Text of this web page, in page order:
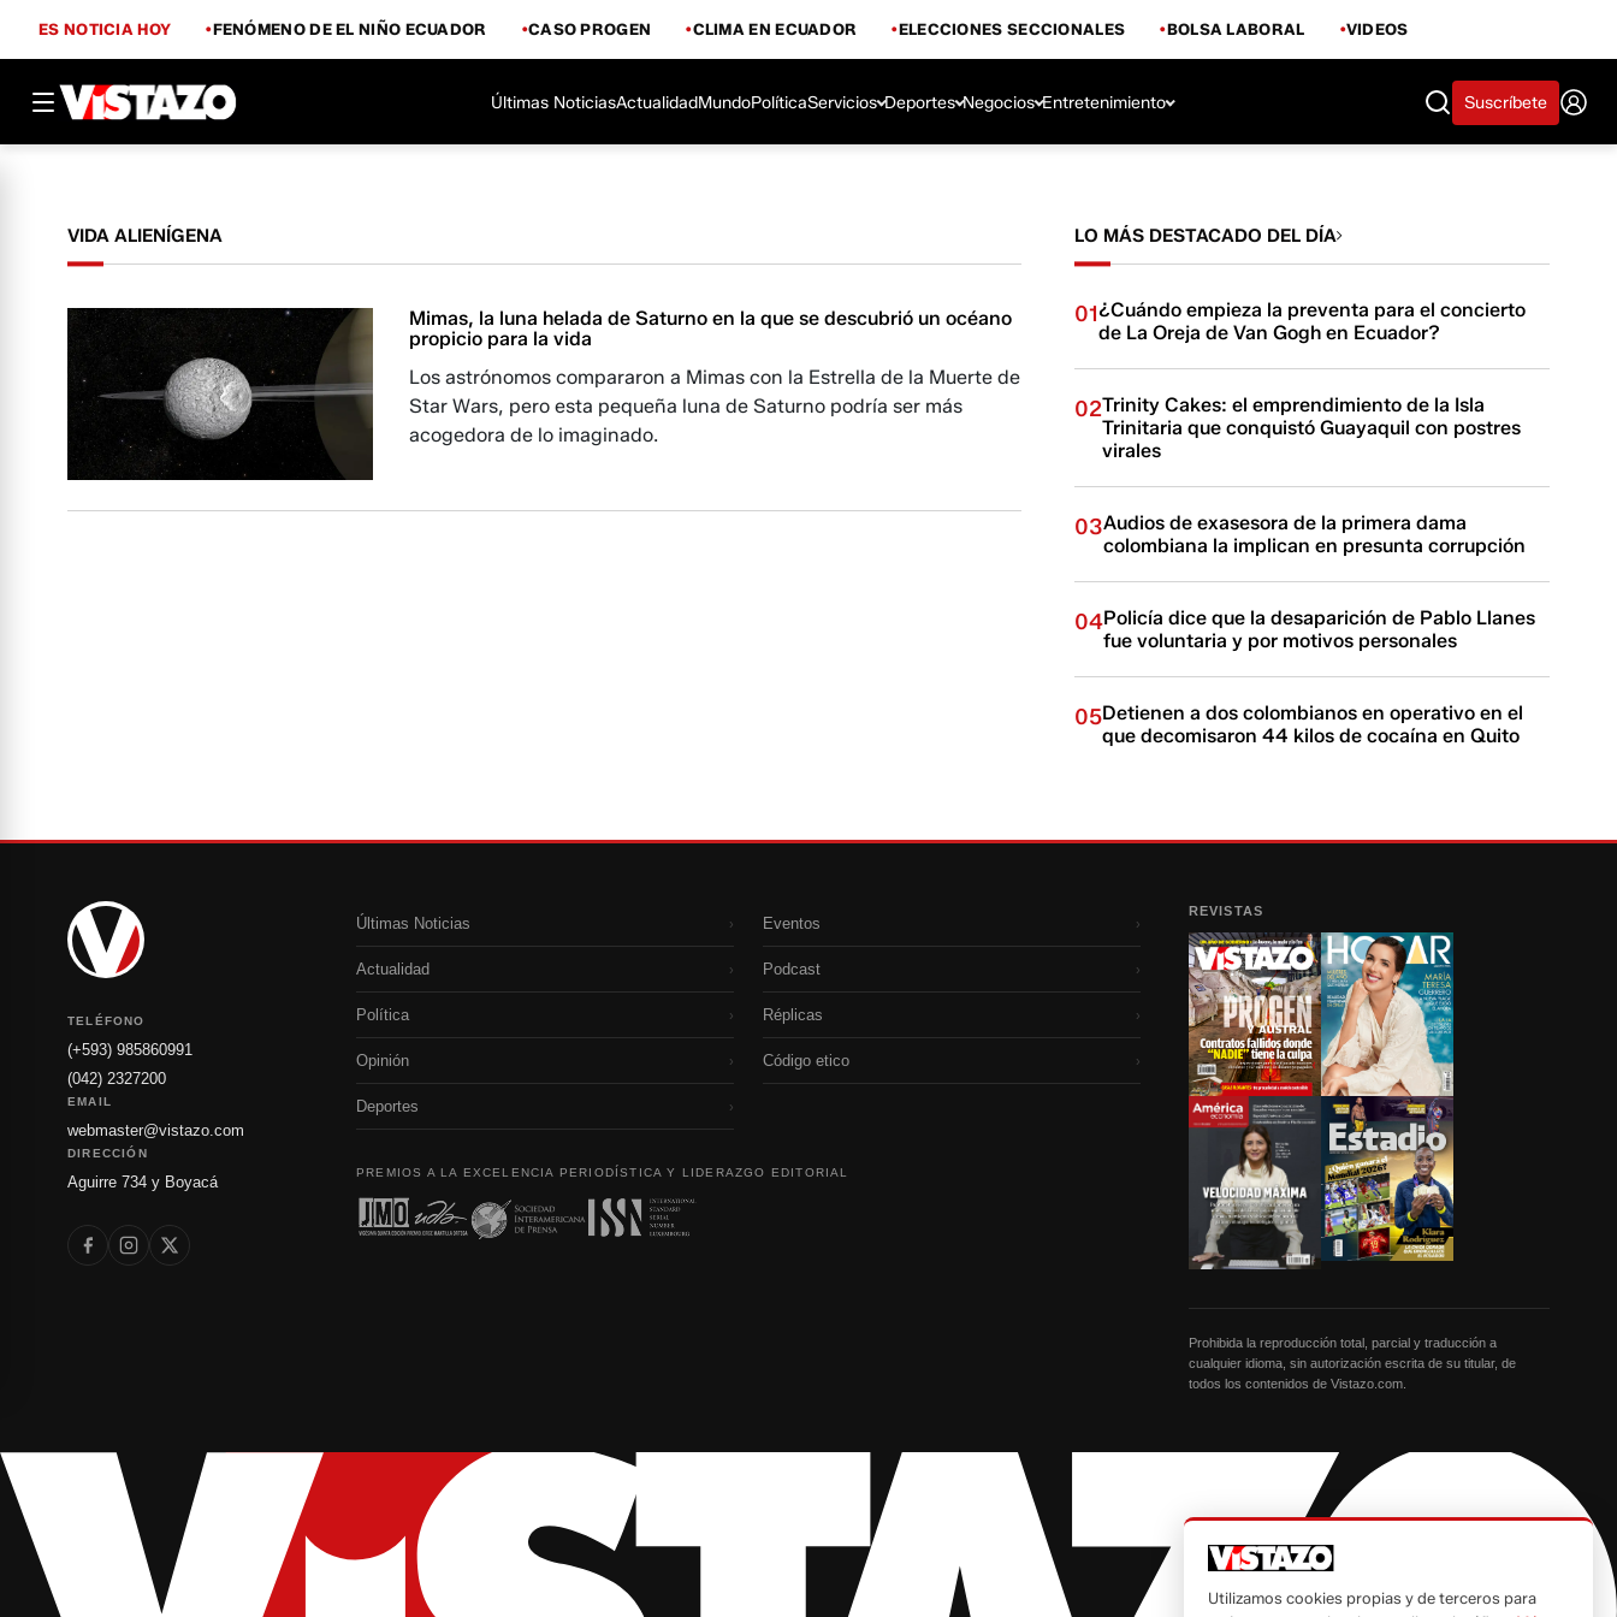
ES NOTICIA HOY FENÓMENO DE EL NIÑO ECUADOR CASO PROGEN CLIMA EN ECUADOR ELECCIONES SECCIONALES BOLSA LABORAL VIDEOS
Últimas NoticiasActualidadMundoPolíticaServicios Deportes Negocios Entretenimiento Suscríbete
VIDA ALIENÍGENA
Mimas, la luna helada de Saturno en la que se descubrió un océano
propicio para la vida
Los astrónomos compararon a Mimas con la Estrella de la Muerte de
Star Wars, pero esta pequeña luna de Saturno podría ser más
acogedora de lo imaginado.
LO MÁS DESTACADO DEL DÍA
01¿Cuándo empieza la preventa para el concierto
de La Oreja de Van Gogh en Ecuador?
02Trinity Cakes: el emprendimiento de la Isla
Trinitaria que conquistó Guayaquil con postres
virales
03Audios de exasesora de la primera dama
colombiana la implican en presunta corrupción
04Policía dice que la desaparición de Pablo Llanes
fue voluntaria y por motivos personales
05Detienen a dos colombianos en operativo en el
que decomisaron 44 kilos de cocaína en Quito
TELÉFONO
(+593) 985860991
(042) 2327200
EMAIL
webmaster@vistazo.com
DIRECCIÓN
Aguirre 734 y Boyacá
Últimas Noticias ›
Actualidad ›
Política ›
Opinión ›
Deportes ›
Eventos ›
Podcast ›
Réplicas ›
Código etico ›
PREMIOS A LA EXCELENCIA PERIODÍSTICA Y LIDERAZGO EDITORIAL
REVISTAS
Prohibida la reproducción total, parcial y traducción a
cualquier idioma, sin autorización escrita de su titular, de
todos los contenidos de Vistazo.com.
Utilizamos cookies propias y de terceros para